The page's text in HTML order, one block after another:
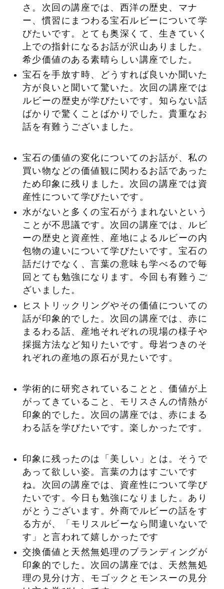
さ。次回の講座では、西洋の歴史、マナ
ー、慣習にまつわる宝石ルビーについて学
びたいです。とても奥深くて、生きていく
上での指針になるお話が沢山ありました。
希少価値のある素晴らしい講座でした。
宝石を手放す時、どうすれば良いか聞いた
方が良いと聞いて驚いた。次回の講座では
ルビーの歴史が学びたいです。知らない話
ばかりで驚くことばかりでした。貴重なお
話を有難うございました。
宝石の価値の変化についてのお話が、私の
買い物などの価値観に関わるお話であった
ため印象に残りました。次回の講座では資
産性について学びたいです。
水がないと多くの宝石がうまれないという
ことが不思議です。次回の講座では、ルビ
ーの歴史と資産性、産地によるルビーの内
包物の違いについて学びたいです。宝石の
話だけでなく、言葉の意味も学べるので毎
回とても勉強になります。今回も有難うご
ざいました。
ヒストリックリングやその価値についての
話が印象的でした。次回の講座では、赤に
まるわる話、産地それぞれの現場の様子や
採掘方法など知りたいです。母岩つきのそ
れぞれの産地の原石が見たいです。
学術的に研究されていることと、価値が上
がってきていること、モリスさんの情熱が
印象的でした。次回の講座では、赤にまる
わる話を学びたいです。楽しかったです。
印象に残ったのは「美しい」とは。そうで
あって欲しい姿。言葉の力はすごいです
ね。次回の講座では、資産性について学び
たいです。今日も勉強になりました。あり
がとうございます。外商でルビーの話をす
る方が、「モリスルビーなら間違いないで
す」と言われて嬉しかったです
交換価値と天然無処理のブランディングが
印象的でした。次回の講座では、天然無処
理の見分け方、モゴックとモンスーの見分